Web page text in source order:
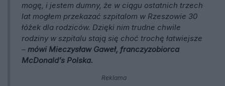
mogę, i jestem dumny, że w ciągu ostatnich trzech
lat mogłem przekazać szpitalom w Rzeszowie 30
łóżek dla rodziców. Dzięki nim trudne chwile
rodziny w szpitalu stają się choć trochę łatwiejsze
– mówi Mieczysław Gaweł, franczyzobiorca
McDonald’s Polska.
Reklama